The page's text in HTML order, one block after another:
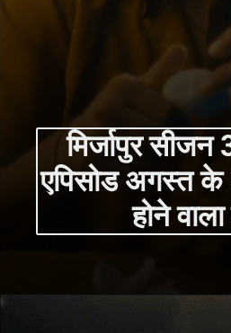
मिर्जापुर सीजन
एपिसोड अगस्त के
होने